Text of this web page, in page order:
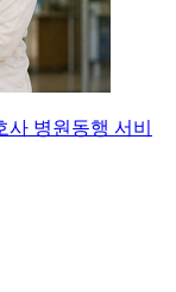
병원동행 서비